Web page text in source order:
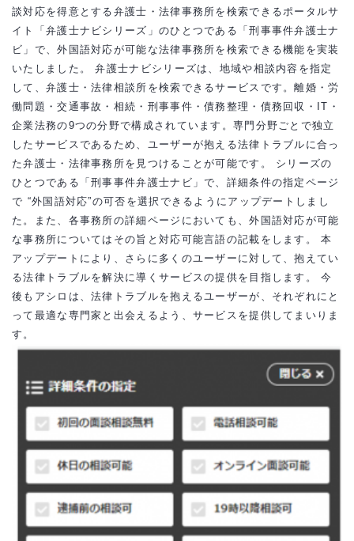
談対応を得意とする弁護士・法律事務所を検索できるポータルサ
イト「弁護士ナビシリーズ」のひとつである「刑事事件弁護士ナ
ビ」で、外国語対応が可能な法律事務所を検索できる機能を実装
いたしました。 弁護士ナビシリーズは、地域や相談内容を指定
して、弁護士・法律相談所を検索できるサービスです。離婚・労
働問題・交通事故・相続・刑事事件・債務整理・債務回収・IT・
企業法務の9つの分野で構成されています。専門分野ごとで独立
したサービスであるため、ユーザーが抱える法律トラブルに合っ
た弁護士・法律事務所を見つけることが可能です。 シリーズの
ひとつである「刑事事件弁護士ナビ」で、詳細条件の指定ページ
で “外国語対応”の可否を選択できるようにアップデートしまし
た。また、各事務所の詳細ページにおいても、外国語対応が可能
な事務所についてはその旨と対応可能言語の記載をします。 本
アップデートにより、さらに多くのユーザーに対して、抱えてい
る法律トラブルを解決に導くサービスの提供を目指します。 今
後もアシロは、法律トラブルを抱えるユーザーが、それぞれにと
って最適な専門家と出会えるよう、サービスを提供してまいりま
す。